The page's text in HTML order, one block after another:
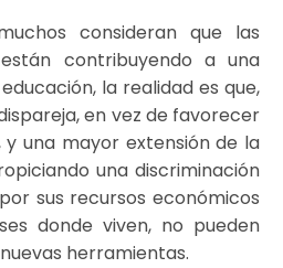
consideran que las
contribuyendo a una
la realidad es que,
en vez de favorecer
una mayor extensión de la
una discriminación
sus recursos económicos
donde viven, no pueden
herramientas.